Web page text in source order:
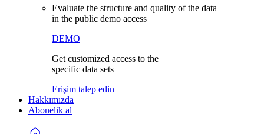
Evaluate the structure and quality of the data
in the public demo access
DEMO
Get customized access to the
specific data sets
Erişim talep edin
Hakkımızda
Abonelik al